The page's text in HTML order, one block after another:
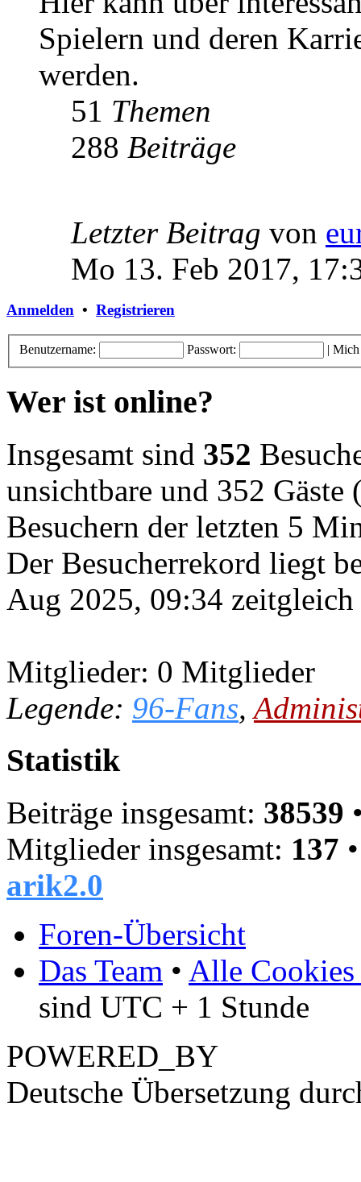
Spielern und deren
werden.
51 Themen
288 Beiträge
Letzter Beitrag von
Mo 13. Feb 2017,
Anmelden • Registrieren
Benutzername: Passwort: | Mich
Wer ist online?
Insgesamt sind 352
unsichtbare und 352 Gäste
Besuchern der letzten 5
Der Besucherrekord liegt
Aug 2025, 09:34
Mitglieder: 0 Mitglieder
Legende: 96-Fans,
Statistik
Beiträge insgesamt: 38539
Mitglieder insgesamt: 137
arik2.0
Foren-Übersicht
Das Team • Alle Cookies
sind UTC + 1 Stunde
POWERED_BY
Deutsche Übersetzung